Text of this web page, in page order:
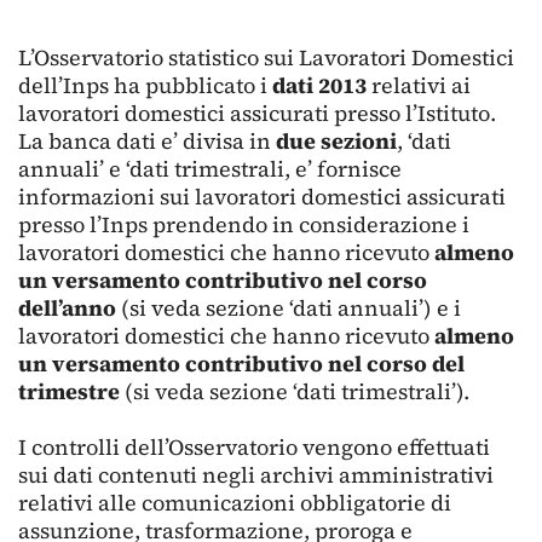
L’Osservatorio statistico sui Lavoratori Domestici
dell’Inps ha pubblicato idati 2013relativi ai
lavoratori domestici assicurati presso l’Istituto.
La banca dati e’ divisa in due sezioni, ‘dati
annuali’ e ‘dati trimestrali, e’ fornisce
informazioni sui lavoratori domestici assicurati
presso l’Inps prendendo in considerazione i
lavoratori domestici che hanno ricevutoalmeno
un versamento contributivo nel corso
dell’anno (si veda sezione ‘dati annuali’) e i
lavoratori domestici che hanno ricevutoalmeno
un versamento contributivo nel corso del
trimestre (si veda sezione ‘dati trimestrali’).
I controlli dell’Osservatorio vengono effettuati
sui dati contenuti negli archivi amministrativi
relativi alle comunicazioni obbligatorie di
assunzione, trasformazione, proroga e